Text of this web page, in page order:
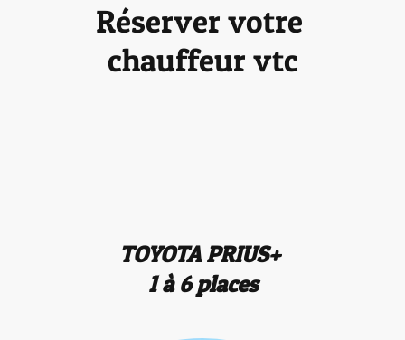
Réserver votre
chauffeur vtc
TOYOTA PRIUS+
1 à 6 places